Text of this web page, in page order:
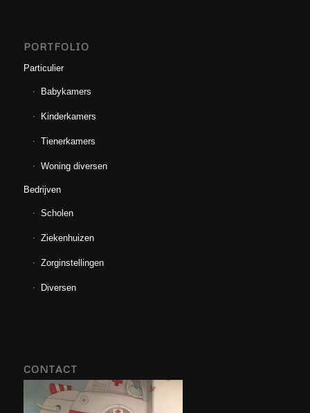
PORTFOLIO
Particulier
Babykamers
Kinderkamers
Tienerkamers
Woning diversen
Bedrijven
Scholen
Ziekenhuizen
Zorginstellingen
Diversen
CONTACT